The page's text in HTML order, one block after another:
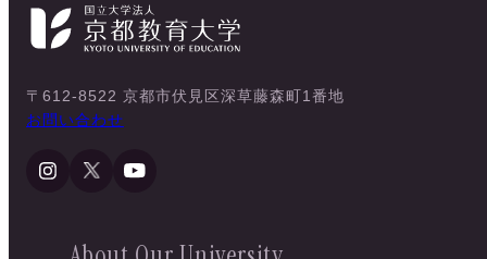
〒612-8522 京都市伏見区深草藤森町1番地
お問い合わせ